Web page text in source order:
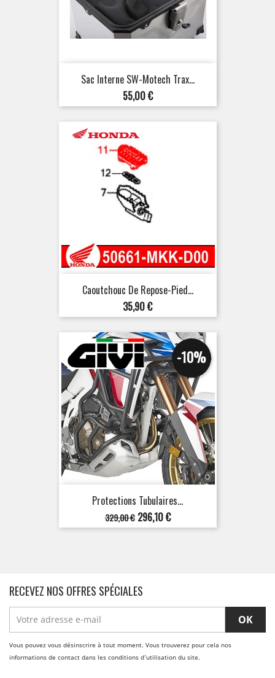
Sac Interne SW-Motech Trax...
Prix
55,00 €
Caoutchouc De Repose-Pied...
Prix
35,90 €
Protections Tubulaires...
Prix
de
329,00 €
-10%
Prix
296,10 €
RECEVEZ NOS OFFRES SPÉCIALES
Vous pouvez vous désinscrire à tout moment. Vous trouverez pour cela nos
informations de contact dans les conditions d'utilisation du site.